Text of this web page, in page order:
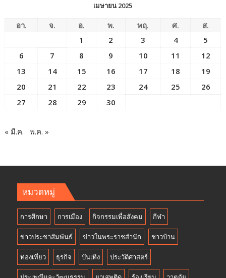
เมษายน 2025
อา. จ. อ. พ. พฤ. ศ.
ส.
1
2 3 4
5
6
7 8 9 10 11
12
13
14 15 16 17 18
19
20
21 22 23 24 25
26
27
28 29 30
« มี.ค. พ.ค. »
หมวดหมู่
การศึกษา การเมือง กิจกรรมเพื่อสังคม กีฬา
ข่าวประชาสัมพันธ์ ข่าวในพระราชสำนัก ชาวบ้าน
ท่องเที่ยว ธุรกิจ บันเทิง ประวัติศาสตร์